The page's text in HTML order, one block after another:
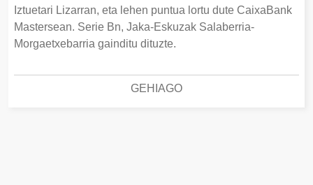
Iztuetari Lizarran, eta lehen puntua lortu dute CaixaBank
Mastersean. Serie Bn, Jaka-Eskuzak Salaberria-
Morgaetxebarria gainditu dituzte.
GEHIAGO